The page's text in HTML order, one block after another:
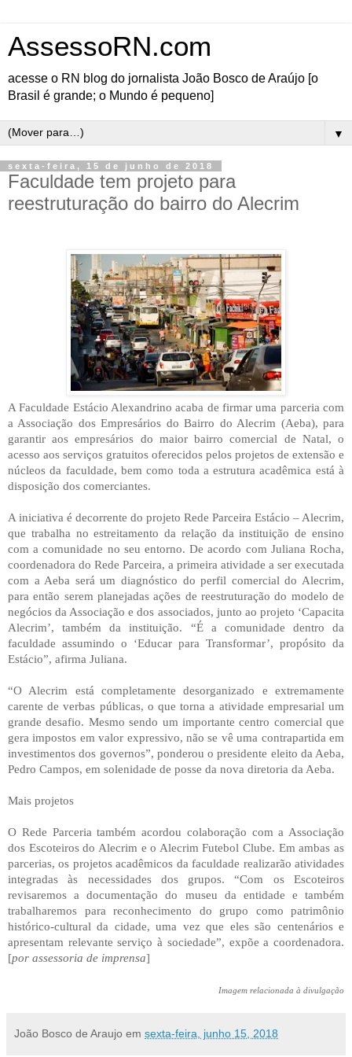
AssessoRN.com
acesse o RN blog do jornalista João Bosco de Araújo [o
Brasil é grande; o Mundo é pequeno]
▼
sexta-feira, 15 de junho de 2018
Faculdade tem projeto para
reestruturação do bairro do Alecrim
A Faculdade Estácio Alexandrino acaba de firmar uma parceria com
a Associação dos Empresários do Bairro do Alecrim (Aeba), para
garantir aos empresários do maior bairro comercial de Natal, o
acesso aos serviços gratuitos oferecidos pelos projetos de extensão e
núcleos da faculdade, bem como toda a estrutura acadêmica está à
disposição dos comerciantes.
A iniciativa é decorrente do projeto Rede Parceira Estácio – Alecrim,
que trabalha no estreitamento da relação da instituição de ensino
com a comunidade no seu entorno. De acordo com Juliana Rocha,
coordenadora do Rede Parceira, a primeira atividade a ser executada
com a Aeba será um diagnóstico do perfil comercial do Alecrim,
para então serem planejadas ações de reestruturação do modelo de
negócios da Associação e dos associados, junto ao projeto ‘Capacita
Alecrim’, também da instituição. “É a comunidade dentro da
faculdade assumindo o ‘Educar para Transformar’, propósito da
Estácio”, afirma Juliana.
“O Alecrim está completamente desorganizado e extremamente
carente de verbas públicas, o que torna a atividade empresarial um
grande desafio. Mesmo sendo um importante centro comercial que
gera impostos em valor expressivo, não se vê uma contrapartida em
investimentos dos governos”, ponderou o presidente eleito da Aeba,
Pedro Campos, em solenidade de posse da nova diretoria da Aeba.
Mais projetos
O Rede Parceria também acordou colaboração com a Associação
dos Escoteiros do Alecrim e o Alecrim Futebol Clube. Em ambas as
parcerias, os projetos acadêmicos da faculdade realizarão atividades
integradas às necessidades dos grupos. “Com os Escoteiros
revisaremos a documentação do museu da entidade e também
trabalharemos para reconhecimento do grupo como patrimônio
histórico-cultural da cidade, uma vez que eles são centenários e
apresentam relevante serviço à sociedade”, expõe a coordenadora.
[por assessoria de imprensa]
Imagem relacionada à divulgação
João Bosco de Araujo em sexta-feira, junho 15, 2018